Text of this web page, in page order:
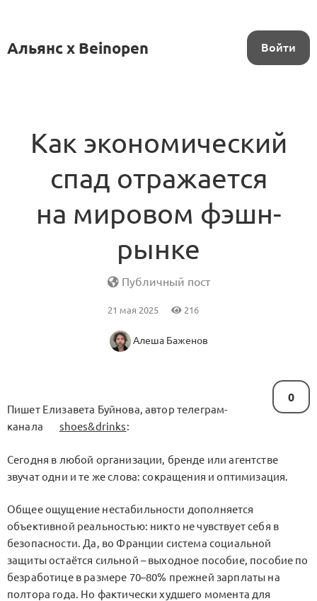
Альянс x Beinopen Войти
Как экономический
спад отражается
на мировом фэшн-
рынке
Публичный пост
21 мая 2025 216
Алеша Баженов
0
Пишет Елизавета Буйнова, автор телеграм-
канала
shoes&drinks:
Сегодня в любой организации, бренде или агентстве
звучат одни и те же слова: сокращения и оптимизация.
Общее ощущение нестабильности дополняется
объективной реальностью: никто не чувствует себя в
безопасности. Да, во Франции система социальной
защиты остаётся сильной – выходное пособие, пособие по
безработице в размере 70–80% прежней зарплаты на
полтора года. Но фактически худшего момента для